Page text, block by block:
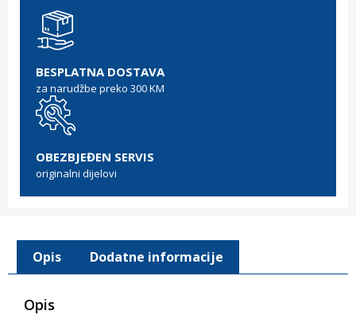
BESPLATNA DOSTAVA
za narudžbe preko 300 KM
OBEZBJEĐEN SERVIS
originalni dijelovi
Opis Dodatne informacije
Opis